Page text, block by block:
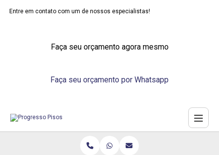
Entre em contato com um de nossos especialistas!
Faça seu orçamento agora mesmo
Faça seu orçamento por Whatsapp